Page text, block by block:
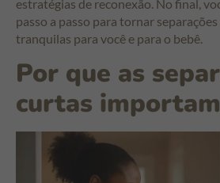
estratégias de reconexão. No final,
passo a passo para tornar
tranquilas para você e para o bebê.
Por que as
curtas importam